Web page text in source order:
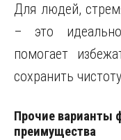
Для людей,
– это
помогает
сохранить
Прочие варианты
преимущества